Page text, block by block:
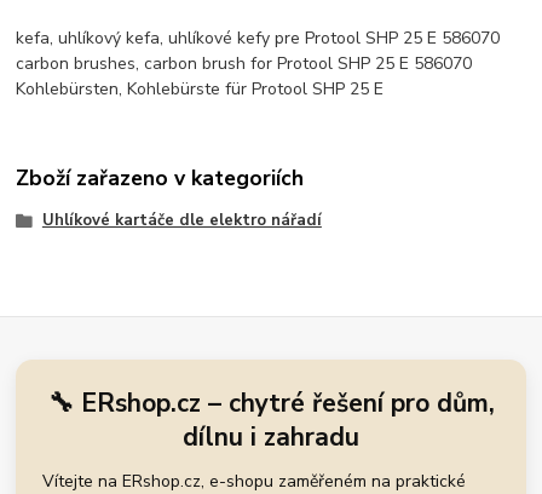
kefa, uhlíkový kefa, uhlíkové kefy pre Protool SHP 25 E 586070
carbon brushes, carbon brush for Protool SHP 25 E 586070
Kohlebürsten, Kohlebürste für Protool SHP 25 E
Zboží zařazeno v kategoriích
Uhlíkové kartáče dle elektro nářadí
🔧 ERshop.cz – chytré řešení pro dům,
dílnu i zahradu
Vítejte na ERshop.cz, e-shopu zaměřeném na praktické